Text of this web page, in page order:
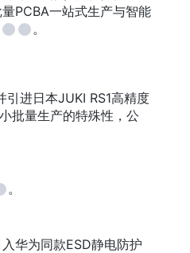
PCBA一站式生产与智能
。
引进日本JUKI RS1高精度
批量生产的特殊性，公
。
华为同款ESD静电防护